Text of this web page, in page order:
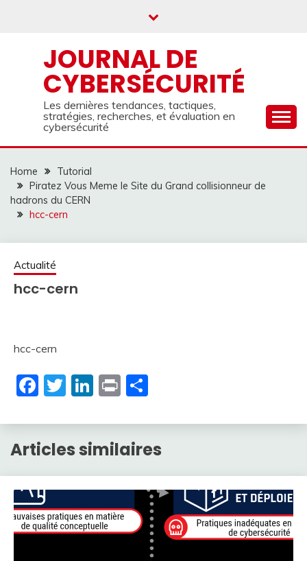
JOURNAL DE
CYBERSÉCURITÉ
Les dernières tendances, tactiques,
stratégies, recherches, et évaluation en
cybersécurité
Home
Tutorial
Piratez Vous Meme le Site du Grand collisionneur de
hadrons du CERN
hcc-cern
Actualité
hcc-cern
hcc-cern
Facebook
Twitter
LinkedIn
Print
Articles similaires